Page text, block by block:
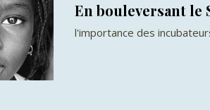
En bouleversant le
l'importance des